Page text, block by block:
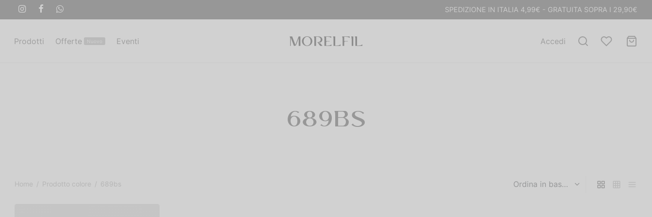
SPEDIZIONE IN ITALIA 4,99€ - GRATUITA SOPRA I 29,90€
Prodotti Offerte Eventi Accedi
689BS
Home / Prodotto colore / 689bs